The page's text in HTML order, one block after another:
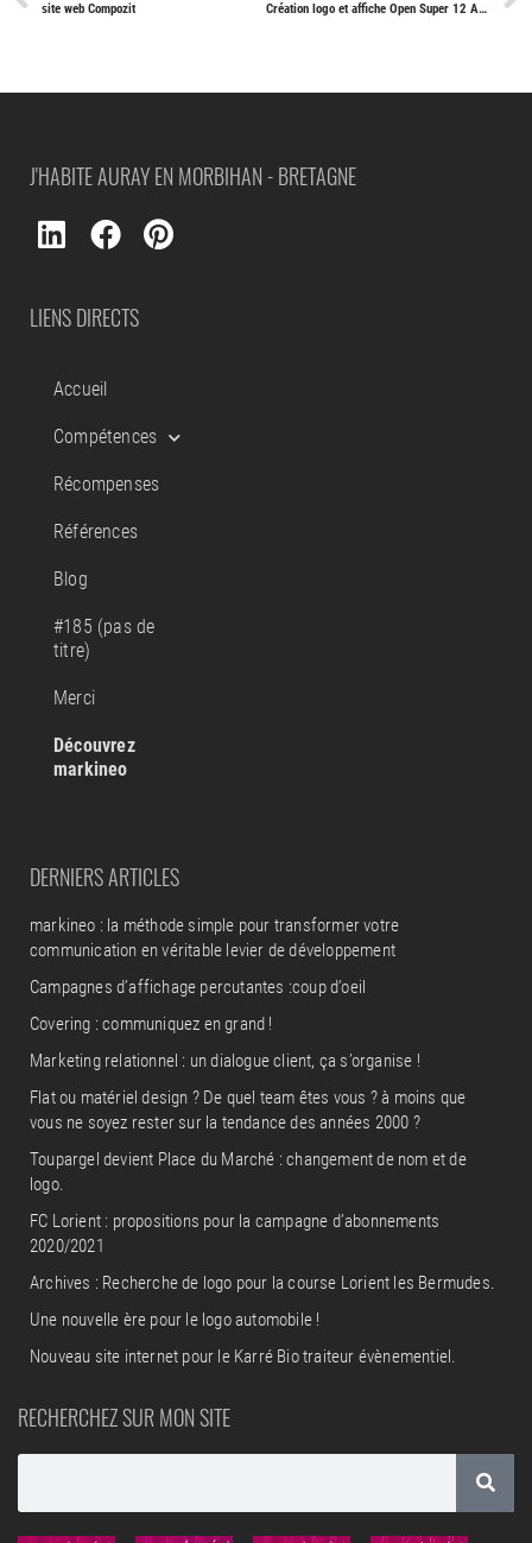
Création logo et affiche Open Super 12 Auray de 2020 à 2025
site web Compozit
J'HABITE AURAY EN MORBIHAN - BRETAGNE
LIENS DIRECTS
Accueil
Compétences
Récompenses
Références
Blog
#185 (pas de
titre)
Merci
Découvrez
markineo
DERNIERS ARTICLES
markineo : la méthode simple pour transformer votre
communication en véritable levier de développement
Campagnes d’affichage percutantes :coup d’oeil
Covering : communiquez en grand !
Marketing relationnel : un dialogue client, ça s’organise !
Flat ou matériel design ? De quel team êtes vous ? à moins que
vous ne soyez rester sur la tendance des années 2000 ?
Toupargel devient Place du Marché : changement de nom et de
logo.
FC Lorient : propositions pour la campagne d’abonnements
2020/2021
Archives : Recherche de logo pour la course Lorient les Bermudes.
Une nouvelle ère pour le logo automobile !
Nouveau site internet pour le Karré Bio traiteur évènementiel.
RECHERCHEZ SUR MON SITE